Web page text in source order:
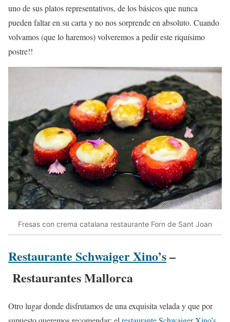
uno de sus platos representativos, de los básicos que nunca
pueden faltar en su carta y no nos sorprende en absoluto. Cuando
volvamos (que lo haremos) volveremos a pedir este riquísimo
postre!!
Fresas con crema catalana restaurante Forn de Sant Joan
Restaurante Schwaiger Xino’s–
Restaurantes Mallorca
Otro lugar donde disfrutamos de una exquisita velada y que por